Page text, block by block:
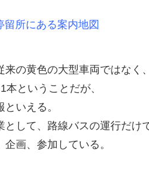
留所にある案内地図
の黄色の大型車両ではなく、
ということだが、
いえる。
して、路線バスの運行だけ
画、参加している。